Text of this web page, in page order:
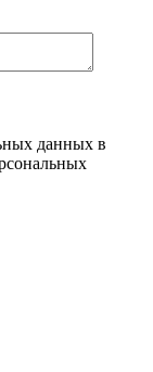
данных в